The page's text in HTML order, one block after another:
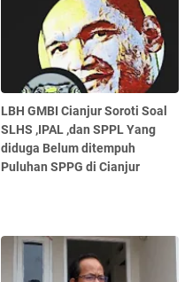
LBH GMBI Cianjur Soroti Soal
SLHS ,IPAL ,dan SPPL Yang
diduga Belum ditempuh
Puluhan SPPG di Cianjur